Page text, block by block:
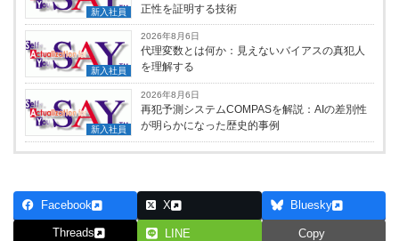
新入社員
正性を証明する技術
新入社員
2026年8月6日
代理変数とは何か：見えないバイアスの真犯人
を理解する
新入社員
2026年8月6日
再犯予測システムCOMPASを解説：AIの差別性
が明らかになった歴史的事例
Facebook X Bluesky
Threads LINE Copy